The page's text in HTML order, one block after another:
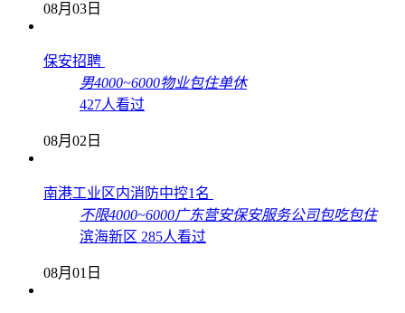
08月03日
保安招聘
男4000~6000物业包住单休
427人看过
08月02日
南港工业区内消防中控1名
不限4000~6000广东营安保安服务公司包吃包住
滨海新区 285人看过
08月01日